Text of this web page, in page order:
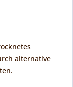
alternative